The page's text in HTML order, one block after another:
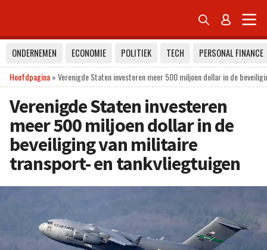
 
ONDERNEMEN ECONOMIE POLITIEK TECH
PERSONAL FINANCE
Hoofdpagina»Verenigde Staten investeren meer 500 miljoen dollar in de
Verenigde Staten investeren
meer 500 miljoen dollar in de
beveiliging van militaire
transport- en tankvliegtuigen